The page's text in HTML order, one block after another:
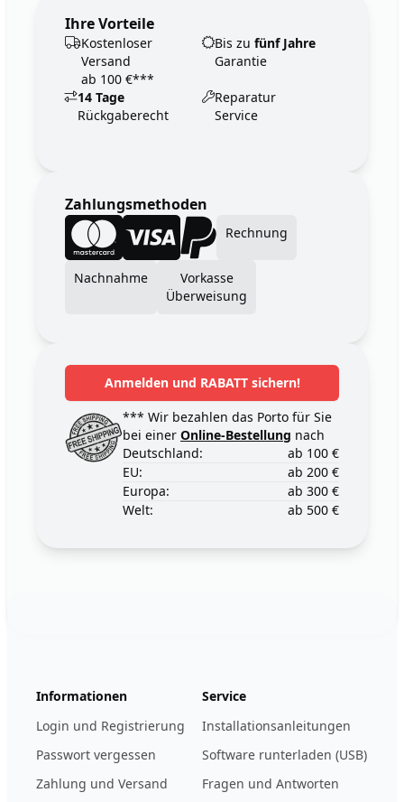
Ihre Vorteile
Kostenloser
Versand
ab 100 €***
Bis zu fünf Jahre
Garantie
14 Tage
Rückgaberecht
Reparatur
Service
Zahlungsmethoden
Rechnung
Nachnahme
Vorkasse
Überweisung
Anmelden und RABATT sichern!
*** Wir bezahlen das Porto für Sie
bei einer Online-Bestellung nach
Deutschland:
ab 100 €
EU:
ab 200 €
Europa:
ab 300 €
Welt:
ab 500 €
Informationen
Login und Registrierung
Passwort vergessen
Zahlung und Versand
Service
Installationsanleitungen
Software runterladen (USB)
Fragen und Antworten